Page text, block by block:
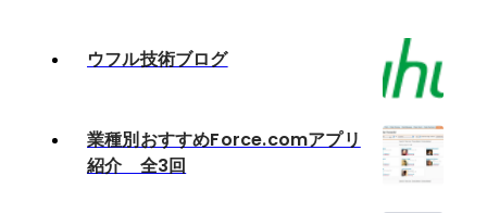
ウフル技術ブログ
業種別おすすめForce.comアプリ
紹介 全3回